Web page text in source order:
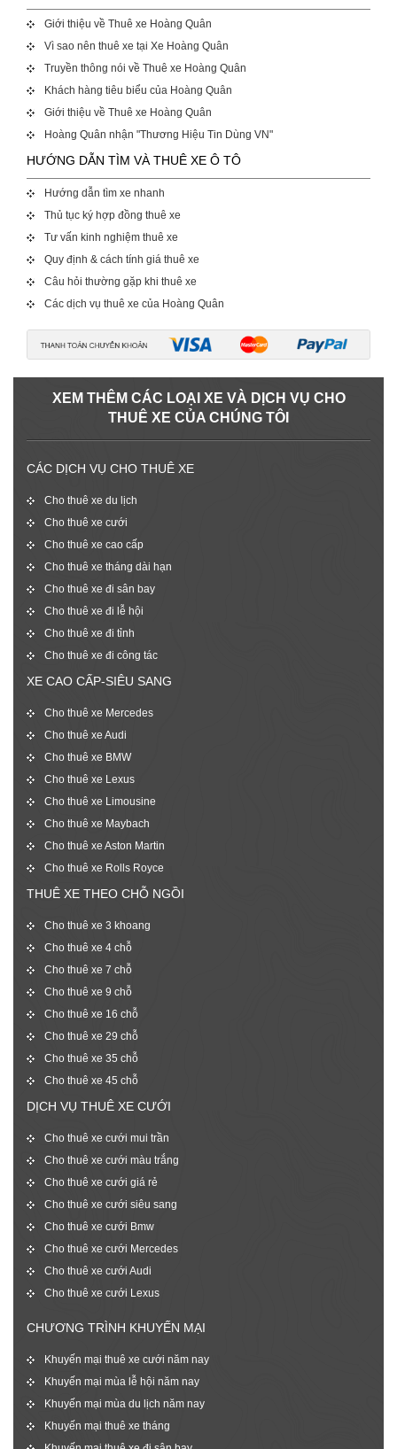
Giới thiệu về Thuê xe Hoàng Quân
Vì sao nên thuê xe tại Xe Hoàng Quân
Truyền thông nói về Thuê xe Hoàng Quân
Khách hàng tiêu biểu của Hoàng Quân
Giới thiệu về Thuê xe Hoàng Quân
Hoàng Quân nhận "Thương Hiệu Tin Dùng VN"
HƯỚNG DẪN TÌM VÀ THUÊ XE Ô TÔ
Hướng dẫn tìm xe nhanh
Thủ tục ký hợp đồng thuê xe
Tư vấn kinh nghiệm thuê xe
Quy định & cách tính giá thuê xe
Câu hỏi thường gặp khi thuê xe
Các dịch vụ thuê xe của Hoàng Quân
XEM THÊM CÁC LOẠI XE VÀ DỊCH VỤ CHO
THUÊ XE CỦA CHÚNG TÔI
CÁC DỊCH VỤ CHO THUÊ XE
Cho thuê xe du lịch
Cho thuê xe cưới
Cho thuê xe cao cấp
Cho thuê xe tháng dài hạn
Cho thuê xe đi sân bay
Cho thuê xe đi lễ hội
Cho thuê xe đi tỉnh
Cho thuê xe đi công tác
XE CAO CẤP-SIÊU SANG
Cho thuê xe Mercedes
Cho thuê xe Audi
Cho thuê xe BMW
Cho thuê xe Lexus
Cho thuê xe Limousine
Cho thuê xe Maybach
Cho thuê xe Aston Martin
Cho thuê xe Rolls Royce
THUÊ XE THEO CHỖ NGỒI
Cho thuê xe 3 khoang
Cho thuê xe 4 chỗ
Cho thuê xe 7 chỗ
Cho thuê xe 9 chỗ
Cho thuê xe 16 chỗ
Cho thuê xe 29 chỗ
Cho thuê xe 35 chỗ
Cho thuê xe 45 chỗ
DỊCH VỤ THUÊ XE CƯỚI
Cho thuê xe cưới mui trần
Cho thuê xe cưới màu trắng
Cho thuê xe cưới giá rẻ
Cho thuê xe cưới siêu sang
Cho thuê xe cưới Bmw
Cho thuê xe cưới Mercedes
Cho thuê xe cưới Audi
Cho thuê xe cưới Lexus
CHƯƠNG TRÌNH KHUYẾN MẠI
Khuyến mại thuê xe cưới năm nay
Khuyến mại mùa lễ hội năm nay
Khuyến mại mùa du lịch năm nay
Khuyến mại thuê xe tháng